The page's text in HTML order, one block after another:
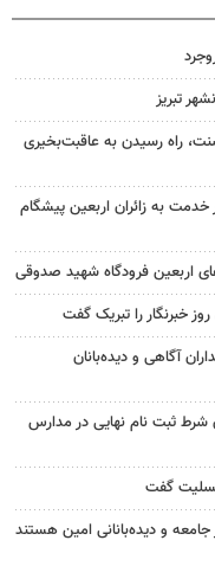
تبریز
راه رسیدن به عاقبت‌بخیری
به زائران اربعین پیشگام
خبرنگار را تبریک گفت
آگاهی و دیده‌بانان
شرط ثبت نام نهایی در مدارس
تسلیت گفت
جامعه و دیده‌بانانی امین هستند